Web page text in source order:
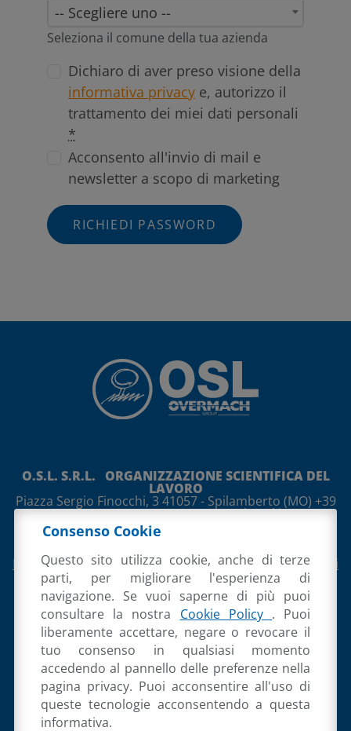
-- Scegliere uno --
Seleziona il comune della tua azienda
Dichiaro di aver preso visione della
informativa privacy e, autorizzo il
trattamento dei miei dati personali
*
Acconsento all'invio di mail e
newsletter a scopo di marketing
RICHIEDI PASSWORD
O.S.L. S.R.L. ORGANIZZAZIONE SCIENTIFICA DEL
LAVORO
Piazza Sergio Finocchi, 3 41057- Spilamberto (MO) +39
059 765888 +39 059 765997osl@osl.it
Società unipersonale sottoposta a direzione e
coordinamento di Overmach Spa
P.IVA 02054130360 Cod. Destinatario M5UXCR1
Privacy Policy,Cookie PolicyeInformativa per Referenti
di clienti/fornitori
Consenso Cookie
Questo sito utilizza cookie, anche di terze
parti, per migliorare l'esperienza di
navigazione. Se vuoi saperne di più puoi
consultare la nostra Cookie Policy . Puoi
liberamente accettare, negare o revocare il
tuo consenso in qualsiasi momento
accedendo al pannello delle preferenze nella
pagina privacy. Puoi acconsentire all'uso di
queste tecnologie acconsentendo a questa
informativa.